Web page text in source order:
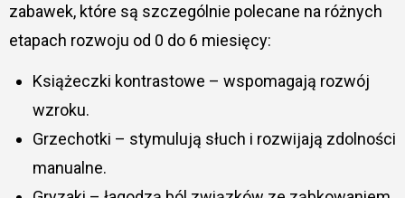
zabawek, które są szczególnie polecane na różnych
etapach rozwoju od 0 do 6 miesięcy:
Książeczki kontrastowe – wspomagają rozwój
wzroku.
Grzechotki – stymulują słuch i rozwijają zdolności
manualne.